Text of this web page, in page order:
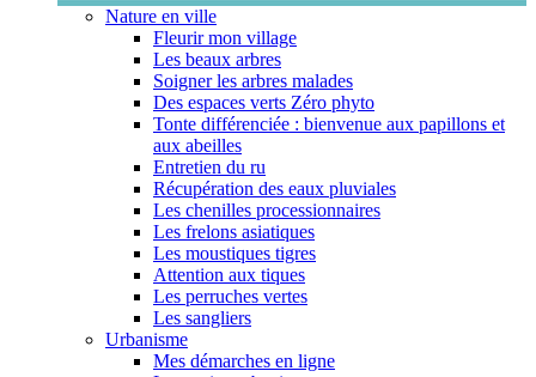
Nature en ville
Fleurir mon village
Les beaux arbres
Soigner les arbres malades
Des espaces verts Zéro phyto
Tonte différenciée : bienvenue aux papillons et
aux abeilles
Entretien du ru
Récupération des eaux pluviales
Les chenilles processionnaires
Les frelons asiatiques
Les moustiques tigres
Attention aux tiques
Les perruches vertes
Les sangliers
Urbanisme
Mes démarches en ligne